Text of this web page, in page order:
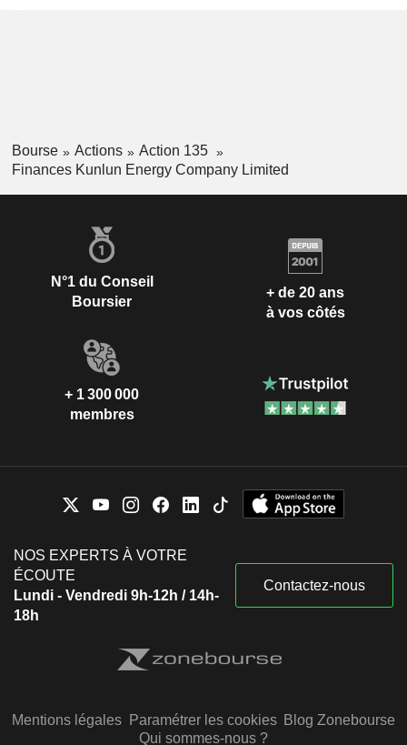
Bourse Actions
Action 135
Finances Kunlun Energy Company Limited
N°1 du Conseil
Boursier
+ de 20 ans
à vos côtés
+ 1 300 000
membres
NOS EXPERTS À VOTRE
ÉCOUTE
Lundi - Vendredi 9h-12h / 14h-
18h
Contactez-nous
Mentions légales Paramétrer les cookies Blog Zonebourse
Qui sommes-nous ?